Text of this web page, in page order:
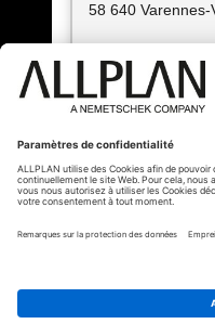
58 640 Varennes-
© ALLPLAN France